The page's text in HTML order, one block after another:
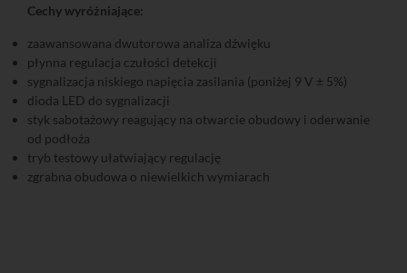
Cechy wyróżniające:
zaawansowana dwutorowa analiza dźwięku
płynna regulacja czułości detekcji
sygnalizacja niskiego napięcia zasilania (poniżej 9 V ± 5%)
dioda LED do sygnalizacji
styk sabotażowy reagujący na otwarcie obudowy i oderwanie
od podłoża
tryb testowy ułatwiający regulację
zgrabna obudowa o niewielkich wymiarach